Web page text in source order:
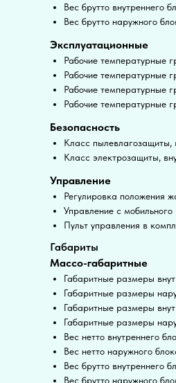
Вес брутто внутреннего
Вес брутто наружного
Эксплуатационные
Рабочие температурные
Рабочие температурные
Рабочие температурные
Рабочие температурные
Безопасность
Класс пылевлагозащиты,
Класс электрозащиты,
Управление
Регулировка положения
Управление c
Пульт управления в
Габариты
Массо-габаритные
Габаритные размеры
Габаритные размеры
Габаритные размеры
Габаритные размеры
Вес нетто внутреннего
Вес нетто наружного
Вес брутто внутреннего
Вес брутто наружного